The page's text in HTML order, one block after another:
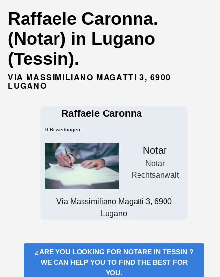
Raffaele Caronna.
(Notar) in Lugano
(Tessin).
VIA MASSIMILIANO MAGATTI 3, 6900
LUGANO
Raffaele Caronna
0 Bewertungen
Notar
Notar
Rechtsanwalt
Via Massimiliano Magatti 3, 6900
Lugano
¿ARE YOU LOOKING FOR NOTARE IN TESSIN ?
WE CAN HELP YOU TO FIND THE BEST FOR
YOU.